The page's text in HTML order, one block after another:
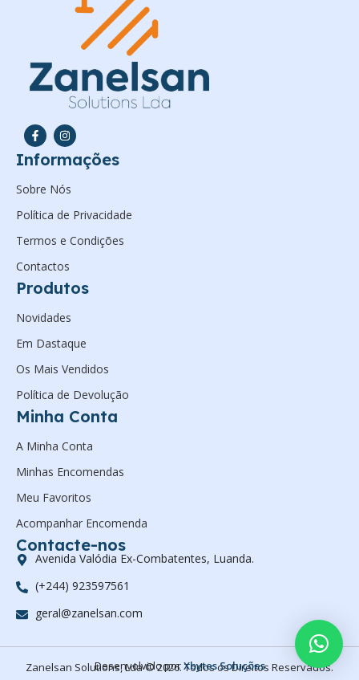
Informações
Sobre Nós
Política de Privacidade
Termos e Condições
Contactos
Produtos
Novidades
Em Dastaque
Os Mais Vendidos
Política de Devolução
Minha Conta
A Minha Conta
Minhas Encomendas
Meu Favoritos
Acompanhar Encomenda
Contacte-nos
Avenida Valódia Ex-Combatentes, Luanda.
(+244) 923597561
geral@zanelsan.com
Zanelsan Solutions, Lda © 2026. Todos os Direitos Reservados.
Desenvolvido porXbytes Soluções